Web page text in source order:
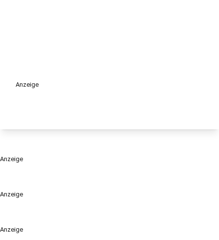
Anzeige
Anzeige
Anzeige
Anzeige